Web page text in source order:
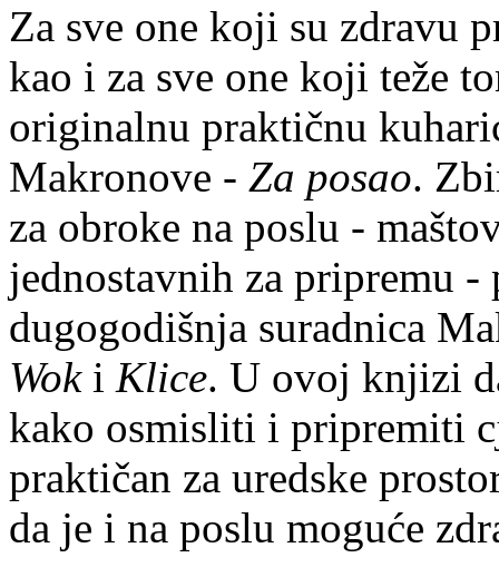
Za sve one koji su zdravu
kao i za sve one koji teže
originalnu praktičnu
Makronove - Za posao.
za obroke na poslu -
jednostavnih za pripremu
dugogodišnja suradnica
Woki Klice. U ovoj knjizi
kako osmisliti i pripremiti
praktičan za uredske
da je i na poslu moguće